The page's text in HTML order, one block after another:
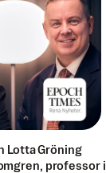
Lotta Gröning
professor i